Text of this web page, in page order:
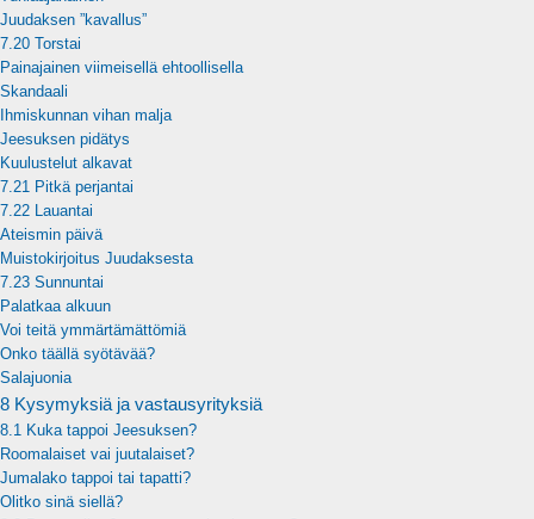
Juudaksen ”kavallus”
7.20 Torstai
Painajainen viimeisellä ehtoollisella
Skandaali
Ihmiskunnan vihan malja
Jeesuksen pidätys
Kuulustelut alkavat
7.21 Pitkä perjantai
7.22 Lauantai
Ateismin päivä
Muistokirjoitus Juudaksesta
7.23 Sunnuntai
Palatkaa alkuun
Voi teitä ymmärtämättömiä
Onko täällä syötävää?
Salajuonia
8 Kysymyksiä ja vastausyrityksiä
8.1 Kuka tappoi Jeesuksen?
Roomalaiset vai juutalaiset?
Jumalako tappoi tai tapatti?
Olitko sinä siellä?